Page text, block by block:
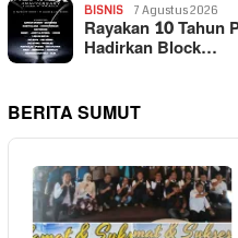
BISNIS 7 Agustus 2026
Rayakan 10 Tahun
Hadirkan Block…
BERITA SUMUT